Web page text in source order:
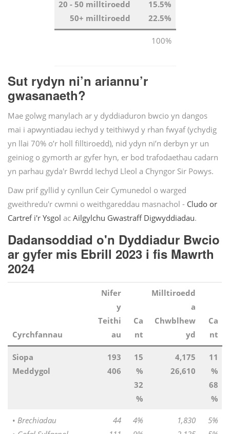
20 - 50 milltiroedd
50+ milltiroedd
15.5%
22.5%
100%
Sut rydyn ni’n ariannu’r
gwasanaeth?
Mae golwg manylach ar y dyddiaduron bwcio yn dangos
mai i apwyntiadau iechyd y teithiwyd y rhan fwyaf (ychydig
yn llai 70% o’r holl filltiroedd), nid ydyn ni’n derbyn yr un
geiniog o gymorth ar gyfer hyn, er bod trafodaethau cadarn
yn parhau gyda'r Bwrdd Iechyd Lleol a Chyngor Sir Powys.
Daw prif gyllid y cynllun Ceir Cymunedol o warged
gweithredu'r cwmni o weithgareddau masnachol - Cludo or
Cartref i'r Ysgol ac Ailgylchu Gwastraff Digwyddiadau.
Dadansoddiad o'n Dyddiadur Bwcio
ar gyfer mis Ebrill 2023 i fis Mawrth
2024
Cyrchfannau
Nifer
y
Teithi
au
Ca
nt
Milltiroedd
a
Chwblhew
yd
Ca
nt
Siopa
Meddygol
193
406
15
%
32
%
4,175
26,610
11
%
68
%
• Brechiadau
44
4%
1,830
5%